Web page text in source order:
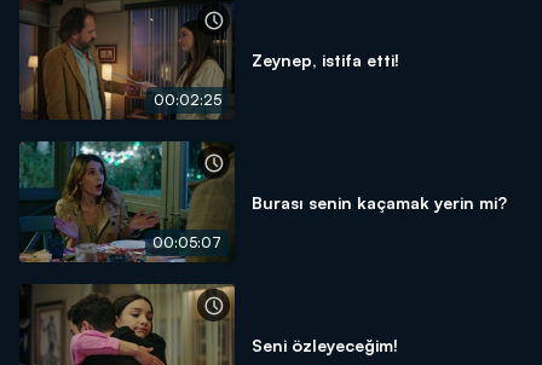
00:02:25
Zeynep, istifa etti!
00:05:07
Burası senin kaçamak yerin mi?
Seni özleyeceğim!